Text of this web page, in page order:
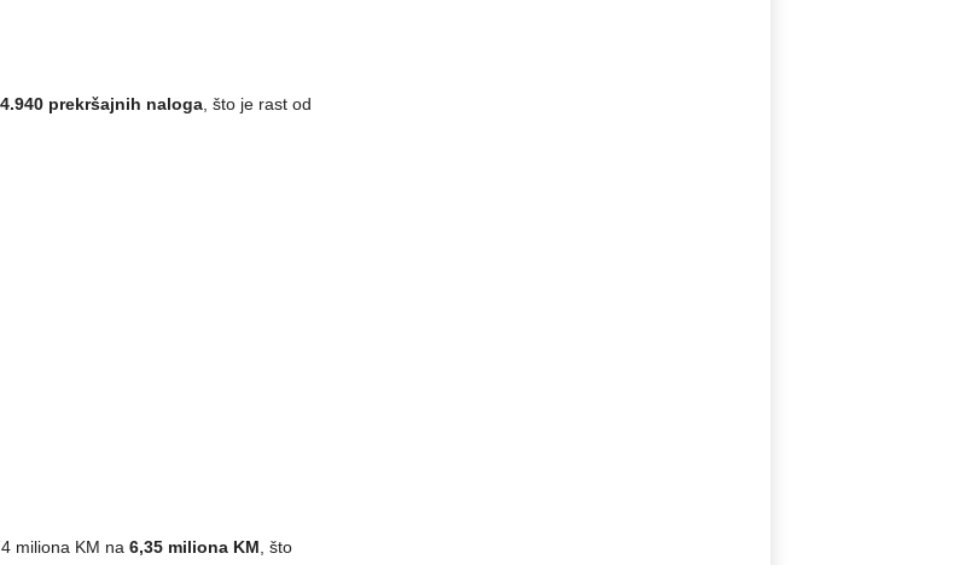
4.940 prekršajnih naloga, što je rast od
miliona KM na 6,35 miliona KM , što